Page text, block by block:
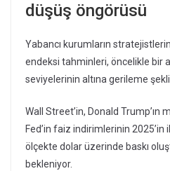
düşüş öngörüsü
Yabancı kurumların
endeksi tahminleri, öncelikle bir
seviyelerinin altına gerileme
Wall Street’in, Donald Trump’ın
Fed’in faiz indirimlerinin 2025’in
ölçekte dolar üzerinde baskı
bekleniyor.